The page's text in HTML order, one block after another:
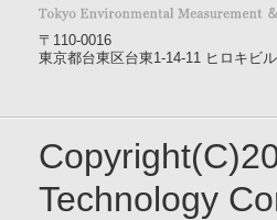
〒110-0016
東京都台東区台東1-14-11 ヒロキビ
Technology